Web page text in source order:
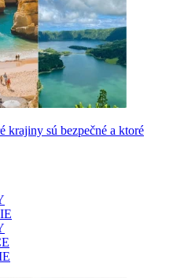
krajiny sú bezpečné a ktoré